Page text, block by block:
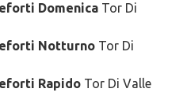
Domenica Tor Di
Notturno Tor Di
Rapido Tor Di Valle